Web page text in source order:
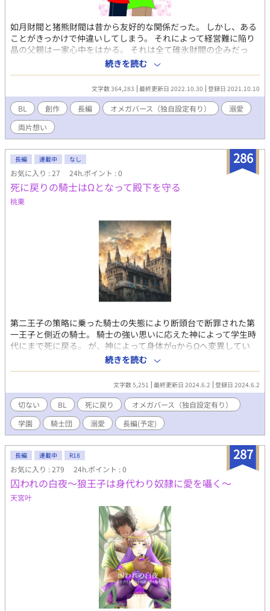
如月財閥と猪熊財閥は昔から友好的な関係だった。 しかし、ある
ことがきっかけで仲違いしてしまう。 それによって経営難に陥り
晶の父親は一家心中をはかる。 それは全て碓氷財閥の企みだっ
た。 しかし晶は運良く生き残った。 そして、退院した晶は何故か
瑠衣と暮らすことに。 そんな時に晶が発情期がきてしまう。 2人
は付き合ってはいない。 けれど周りに晶がΩだとバレるのは良く
ない。 晶はαだと偽ることにした。 晶の友人の蓮也、沙希、あす
かには本当のことを話して協力してもらうことに。 そして晶は瑠
衣の勤務する高校に進学する。 そして瑠衣はある日晶に訪ねた。
「晶くんは何で俺に抱かれるの？」 そして晶は言う。 このまま気
持ちを隠し続けたくなく瑠衣に気持ちを伝えた。 そして。 2人は
付き合うことに。 それから瑠衣は交通事故にあう。 そして瑠衣は
晶に言ってはいけないことを言ってしまう。 キミだれ？
と…………。 そんな時晶の体には異変が起きた。 体調不良と吐き
気が晶を襲う。 調べて貰うと晶は妊娠していた。 瑠衣との子を。
悩んだ末晶は産むことにした。 そして。 2人は再会し、色々あっ
続きを読む
文字数 364,283 最終更新日 2022.10.30 登録日 2021.10.10
BL 創作 長編 オメガバース（独自設定有り）
溺愛
両片想い
286
長編 連載中 なし
お気に入り : 27 24h.ポイント : 0
死に戻りの騎士はΩとなって殿下を守る
桃栗
第二王子の策略に乗った騎士の失態により断頭台で断罪された第
一王子と側近の騎士。 騎士の強い思いに応えた神によって学生時
代にまで死に戻る。 が、神によって身体がαからΩへ変異してい
た。 ”試練”としてあたえられた運命を受け入れ、第一王子を守る
為に騎士を捨てΩとして生きていくことに。 断罪は回避されるの
か？ 長い長い物語が始まる。
続きを読む
文字数 5,251 最終更新日 2024.6.2 登録日 2024.6.2
切ない BL 死に戻り
オメガバース（独自設定有り）
学園
騎士団 溺愛 長編(予定)
287
長編 連載中 R18
お気に入り : 279 24h.ポイント : 0
囚われの白夜〜狼王子は身代わり奴隷に愛を囁く〜
天宮叶